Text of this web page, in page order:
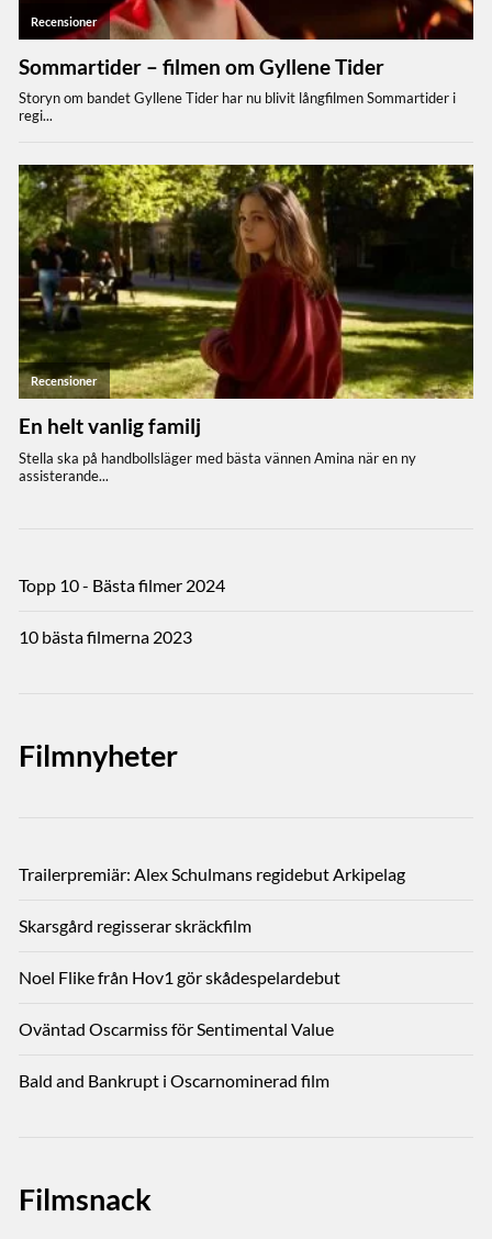
Topp 10 - Bästa filmer 2024
10 bästa filmerna 2023
Filmnyheter
Trailerpremiär: Alex Schulmans regidebut Arkipelag
Skarsgård regisserar skräckfilm
Noel Flike från Hov1 gör skådespelardebut
Oväntad Oscarmiss för Sentimental Value
Bald and Bankrupt i Oscarnominerad film
Filmsnack